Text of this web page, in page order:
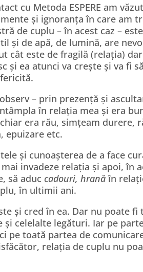
cu Metoda ESPERE am
și ignoranța în care am
de cuplu – în acest caz –
și de apă, de lumină, are
cât este de fragilă (relația)
și ea atunci va crește și va fi
– prin prezență și
în relația mea și era
era rău, simțeam durere,
epuizare etc.
și cunoașterea de a face
invadeze relația și apoi, în
să aduc cadouri,hranăîn
în ultimii ani.
și cred în ea. Dar nu poate
celelalte legături. Iar pe
pe toată partea de
relația de cuplu nu